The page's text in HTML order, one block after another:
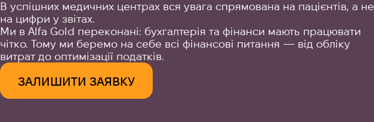
В успішних медичних центрах вся увага спрямована на пацієнтів, а не
на цифри у звітах.
Ми в Alfa Gold переконані: бухгалтерія та фінанси мають працювати
чітко. Тому ми беремо на себе всі фінансові питання — від обліку
витрат до оптимізації податків.
ЗАЛИШИТИ ЗАЯВКУ